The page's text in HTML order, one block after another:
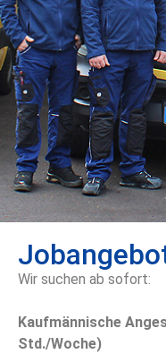
Wir suchen ab sofort:
Kaufmännische
Std./Woche)